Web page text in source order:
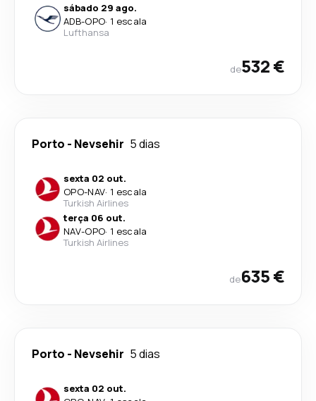
sábado 29 ago.
ADB-OPO· 1 escala
Lufthansa
de532 €
Porto - Nevsehir 5 dias
sexta 02 out.
OPO-NAV· 1 escala
Turkish Airlines
terça 06 out.
NAV-OPO· 1 escala
Turkish Airlines
de635 €
Porto - Nevsehir 5 dias
sexta 02 out.